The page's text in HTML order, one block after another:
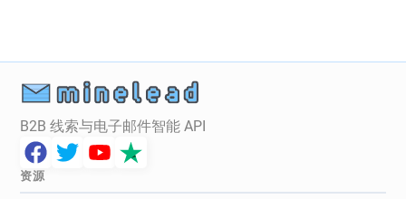
B2B 线索与电子邮件智能 API
资源